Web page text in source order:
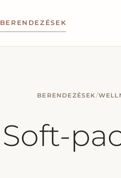
BERENDEZÉSEK
BERENDEZÉSEK/
Soft-